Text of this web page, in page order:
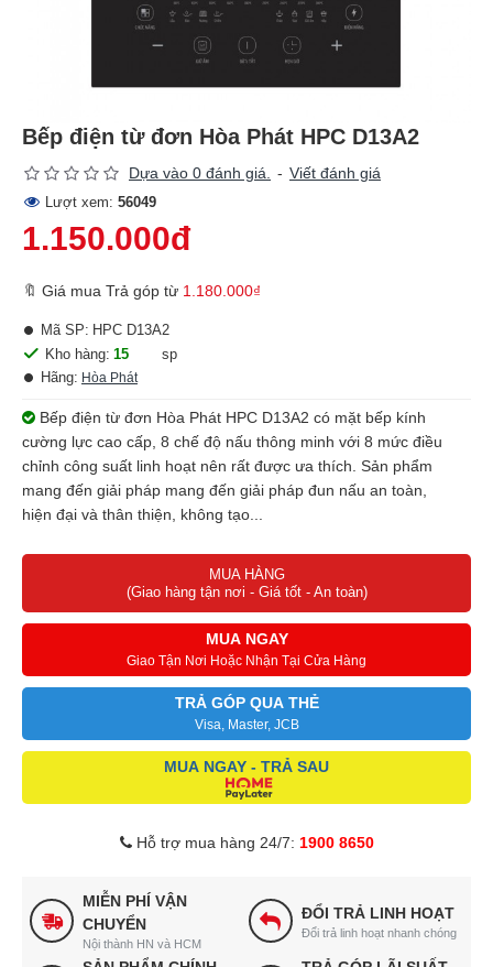
Bếp điện từ đơn Hòa Phát HPC D13A2
Dựa vào 0 đánh giá. - Viết đánh giá
Lượt xem: 56049
1.150.000đ
🔖 Giá mua Trả góp từ 1.180.000₫
Kho hàng: 15
sp
Hãng: Hòa Phát
Mã SP: HPC D13A2
Bếp điện từ đơn Hòa Phát HPC D13A2 có mặt bếp kính
cường lực cao cấp, 8 chế độ nấu thông minh với 8 mức điều
chỉnh công suất linh hoạt nên rất được ưa thích. Sản phẩm
mang đến giải pháp mang đến giải pháp đun nấu an toàn,
hiện đại và thân thiện, không tạo...
MUA HÀNG
(Giao hàng tận nơi - Giá tốt - An toàn)
MUA NGAY
Giao Tận Nơi Hoặc Nhận Tại Cửa Hàng
TRẢ GÓP QUA THẺ
Visa, Master, JCB
MUA NGAY - TRẢ SAU
Hỗ trợ mua hàng 24/7: 1900 8650
MIỄN PHÍ VẬN
CHUYỂN
Nội thành HN và HCM
ĐỔI TRẢ LINH HOẠT
Đổi trả linh hoạt nhanh chóng